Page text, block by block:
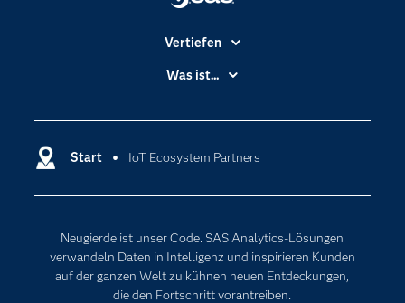
Start IoT Ecosystem Partners
Neugierde ist unser Code. SAS Analytics-Lösungen
verwandeln Daten in Intelligenz und inspirieren Kunden
auf der ganzen Welt zu kühnen neuen Entdeckungen,
die den Fortschritt vorantreiben.
Vertiefen
Branchen
Dokumentation
Entwickler
Karriere
Für Lehrkräfte
Was ist...
Data Science
Künstliche Intelligenz